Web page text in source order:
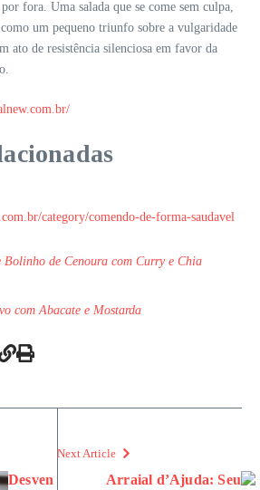
fora. Uma salada que se come sem culpa,
como um pequeno triunfo sobre a vulgaridade
ato de resistência silenciosa em favor da
category/comendo-de-forma-saudavel
Bolinho de Cenoura com Curry e Chia
com Abacate e Mostarda
Desven
Next Article
Arraial d’Ajuda: Seu